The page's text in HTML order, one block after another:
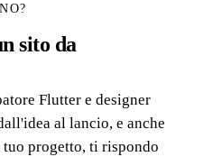
sito da
Flutter e designer
al lancio, e anche
progetto, ti rispondo